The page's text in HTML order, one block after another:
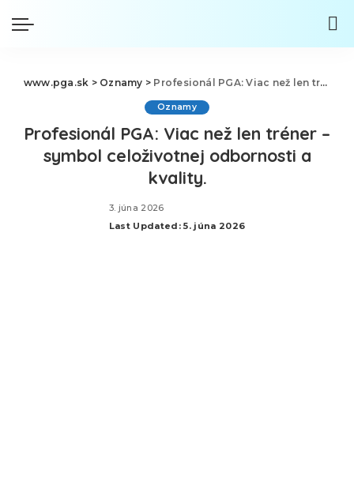
www.pga.sk > Oznamy > Profesionál PGA: Viac než len tréner – symbol celoživotnej odbornosti a kvality.
Oznamy
Profesionál PGA: Viac než len tréner –
symbol celoživotnej odbornosti a
kvality.
3. júna 2026
Last Updated: 5. júna 2026